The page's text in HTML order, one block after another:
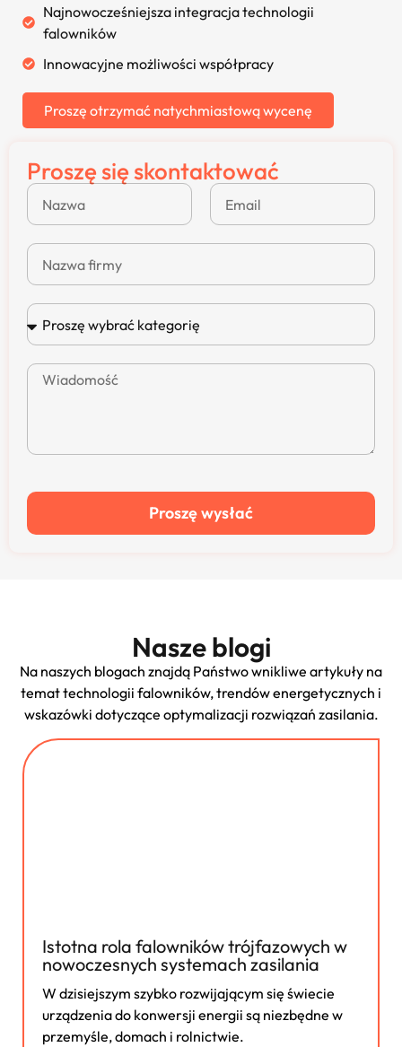
Najnowocześniejsza integracja technologii
falowników
Innowacyjne możliwości współpracy
Proszę otrzymać natychmiastową wycenę
Proszę się skontaktować
Proszę wysłać
Nasze blogi
Na naszych blogach znajdą Państwo wnikliwe artykuły na
temat technologii falowników, trendów energetycznych i
wskazówki dotyczące optymalizacji rozwiązań zasilania.
Istotna rola falowników trójfazowych w
nowoczesnych systemach zasilania
W dzisiejszym szybko rozwijającym się świecie
urządzenia do konwersji energii są niezbędne w
przemyśle, domach i rolnictwie.